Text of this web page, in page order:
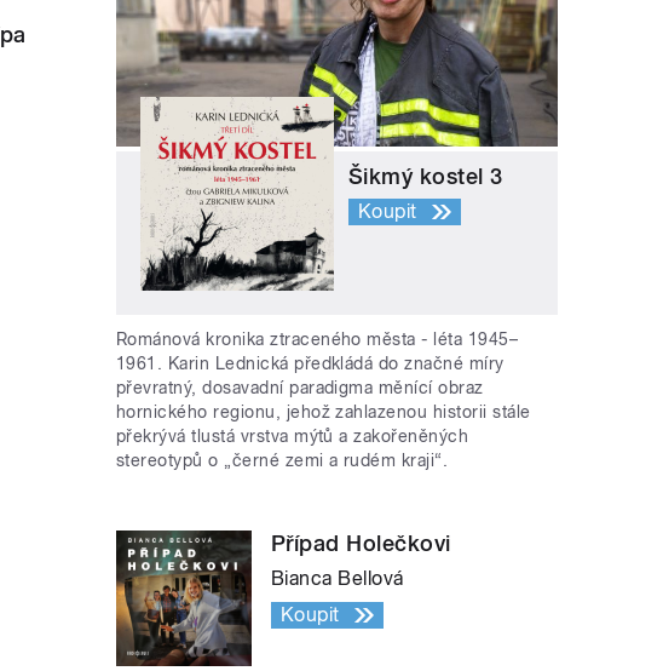
Šikmý kostel 3
Koupit
Románová kronika ztraceného města - léta 1945–
1961. Karin Lednická předkládá do značné míry
převratný, dosavadní paradigma měnící obraz
hornického regionu, jehož zahlazenou historii stále
překrývá tlustá vrstva mýtů a zakořeněných
stereotypů o „černé zemi a rudém kraji“.
Případ Holečkovi
Bianca Bellová
Koupit